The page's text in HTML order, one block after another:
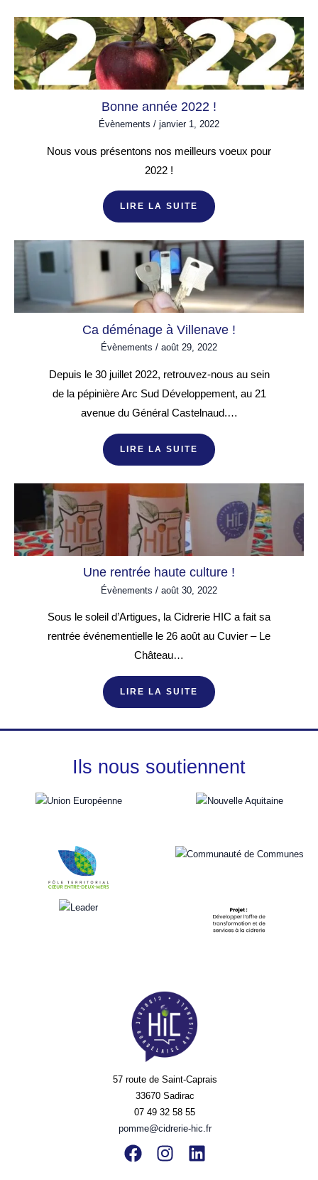
Bonne année 2022 !
Évènements / janvier 1, 2022
Nous vous présentons nos meilleurs voeux pour
2022 !
LIRE LA SUITE
Ca déménage à Villenave !
Évènements / août 29, 2022
Depuis le 30 juillet 2022, retrouvez-nous au sein
de la pépinière Arc Sud Développement, au 21
avenue du Général Castelnaud.…
LIRE LA SUITE
Une rentrée haute culture !
Évènements / août 30, 2022
Sous le soleil d’Artigues, la Cidrerie HIC a fait sa
rentrée événementielle le 26 août au Cuvier – Le
Château…
LIRE LA SUITE
Ils nous soutiennent
57 route de Saint-Caprais
33670 Sadirac
07 49 32 58 55
pomme@cidrerie-hic.fr